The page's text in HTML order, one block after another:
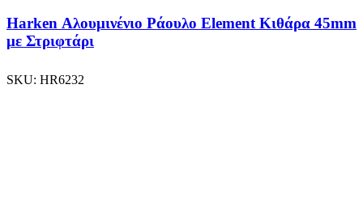
Harken Αλουμινένιο Ράουλο Element Κιθάρα 45mm
με Στριφτάρι
SKU: HR6232